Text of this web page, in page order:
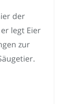
der
legt Eier
zur